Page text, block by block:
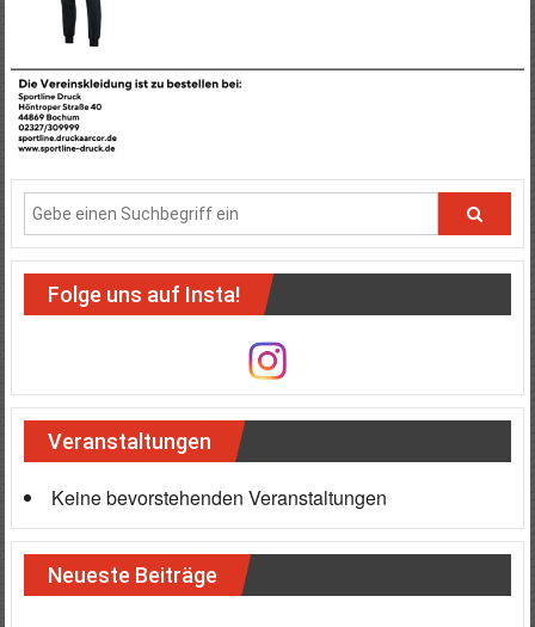
Folge uns auf Insta!
Veranstaltungen
Keine bevorstehenden Veranstaltungen
Neueste Beiträge